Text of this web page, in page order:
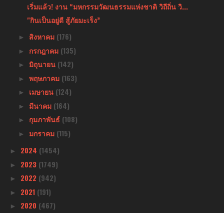
เริ่มแล้ว! งาน “มหกรรมวัฒนธรรมแห่งชาติ วิถีถิ่น วิ...
"กินเป็นอยู่ดี สู้ภัยมะเร็ง”
► สิงหาคม (176)
► กรกฎาคม (135)
► มิถุนายน (142)
► พฤษภาคม (163)
► เมษายน (124)
► มีนาคม (164)
► กุมภาพันธ์ (108)
► มกราคม (115)
► 2024 (1454)
► 2023 (1749)
► 2022 (942)
► 2021 (191)
► 2020 (467)